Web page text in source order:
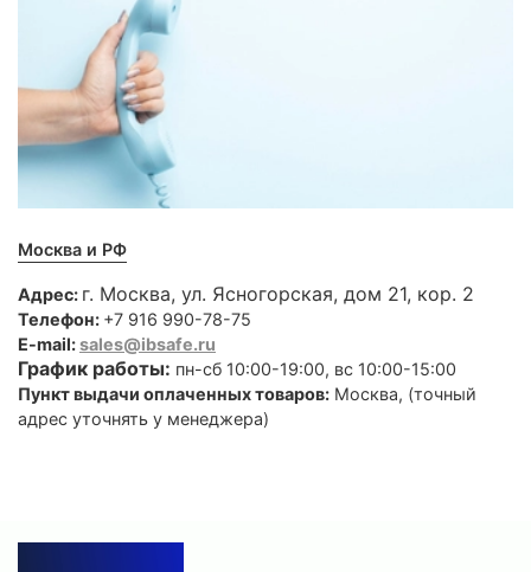
Москва и РФ
Адрес: г. Москва, ул. Ясногорская, дом 21, кор. 2
Телефон: +7 916 990-78-75
E-mail:sales@ibsafe.ru
График работы: пн-сб 10:00-19:00, вс 10:00-15:00
Пункт выдачи оплаченных товаров: Москва, (точный
адрес уточнять у менеджера)